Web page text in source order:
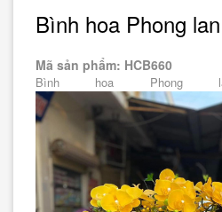
Bình hoa Phong
Mã sản phẩm: HCB660
Bình hoa Phong